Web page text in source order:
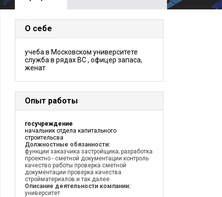
О себе
учеба в Московском университете
служба в рядах ВС , офицер запаса,
женат
Опыт работы
госучреждение
начальник отдела капитального
строительсва
Должностные обязанности:
функции заказчика застройщика; разработка
проектно - сметной документации контроль
качество работы проверка сметной
документации проверка качества
стройматериалов и так далее.
Описание деятельности компании:
университет